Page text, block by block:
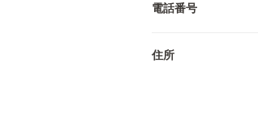
電話番号
住所